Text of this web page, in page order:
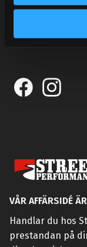
MY PAGES
VÅR AFFÄRSIDÉ
Handlar du hos
prestandan på